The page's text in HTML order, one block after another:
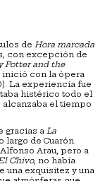
de Hora marcada
con excepción de
Potter and the
inició con la ópera
La experiencia fue
histérico todo el
alcanzaba el tiempo
gracias a La
largo de Cuarón.
Arau, pero a
Chivo, no había
una exquisitez y una